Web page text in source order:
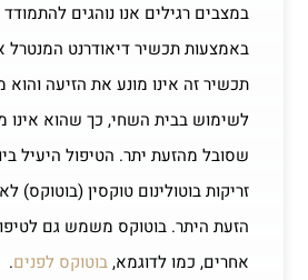
במצבים רגילים אנו נוהגים
באמצעות תכשיר דיאודרנט המנטרל
תכשיר זה אינו מונע את הזיעה והוא
לשימוש בבית השחי, כך שהוא אינו
שסובל מהזעת יתר. הטיפול היעיל
זריקות בוטולינום טוקסין (בוטוקס)
הזעת היתר. בוטוקס משמש גם
אחרים, כמו לדוגמא,בוטוקס לפנים.